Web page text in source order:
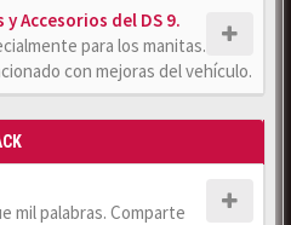
Accesorios del DS 9.
para los manitas.
con mejoras del vehículo.
mil palabras. Comparte